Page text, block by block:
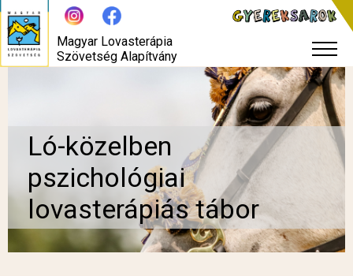
Magyar Lovasterápia
Szövetség Alapítvány
Ló-közelben
pszichológiai
lovasterápiás tábor